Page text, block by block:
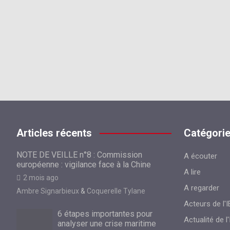
Articles récents
NOTE DE VEILLE n°8 : Commission
européenne : vigilance face à la Chine
2 mois ago
Ambre Signarbieux & Coquerelle Tylane
6 étapes importantes pour
analyser une crise maritime
A écouter
A lire
A regarder
Acteurs de
Actualité de